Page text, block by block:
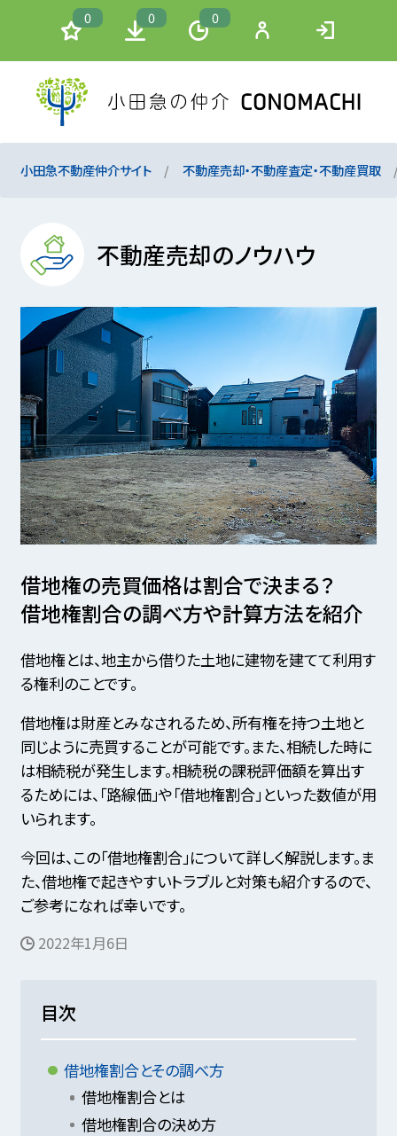
0 0 0
小田急不動産仲介サイト 不動産売却・不動産査定・不動産買取
不動産売却のノウハウ
借地権の売買価格は割合で決まる？
借地権割合の調べ方や計算方法を紹介
借地権とは、地主から借りた土地に建物を建てて利用す
る権利のことです。
借地権は財産とみなされるため、所有権を持つ土地と
同じように売買することが可能です。また、相続した時に
は相続税が発生します。相続税の課税評価額を算出す
るためには、「路線価」や「借地権割合」といった数値が用
いられます。
今回は、この「借地権割合」について詳しく解説します。ま
た、借地権で起きやすいトラブルと対策も紹介するので、
ご参考になれば幸いです。
2022年1月6日
目次
借地権割合とその調べ方
借地権割合とは
借地権割合の決め方